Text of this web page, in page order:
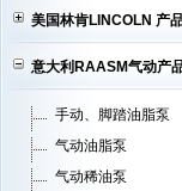
美国林肯LINCOLN 产
意大利RAASM气动产
手动、脚踏油脂泵
气动油脂泵
气动稀油泵